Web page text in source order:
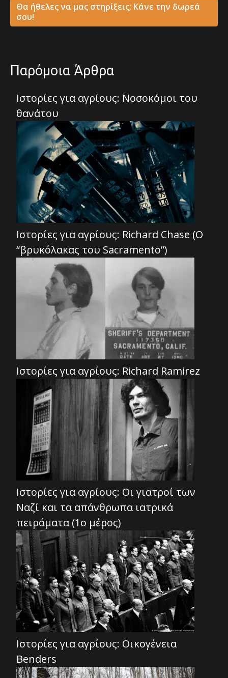
Θα ήθελες να μας στηρίξεις; Κάνε την δωρεά
σου!
Παρόμοια Άρθρα
Ιστορίες για αγρίους: Νοσοκόμοι του
θανάτου
Ιστορίες για αγρίους: Richard Chase (O
“βρυκόλακας του Sacramento”)
Ιστορίες για αγρίους: Richard Ramirez
Ιστορίες για αγρίους: Οι γιατροί των
Ναζί και τα απάνθρωπα ιατρικά
πειράματα (1ο μέρος)
Ιστορίες για αγρίους: Οικογένεια
Benders